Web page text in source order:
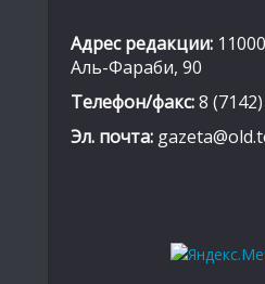
Адрес редакции:
Аль-Фараби, 90
Телефон/факс:8
Эл. почта: